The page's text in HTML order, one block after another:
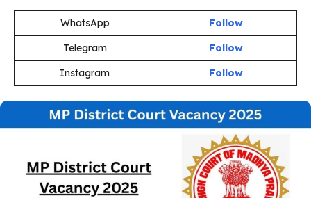
WhatsApp
Follow
Telegram
Follow
Instagram
Follow